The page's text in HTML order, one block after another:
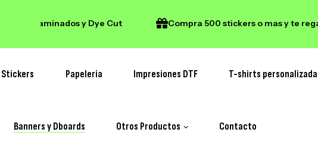
*Solo Laminados y Dye Cut Compra 500 stickers o mas y te
Stickers Papeleria Impresiones DTF T-shirts
Banners y Dboards Otros Productos Contacto